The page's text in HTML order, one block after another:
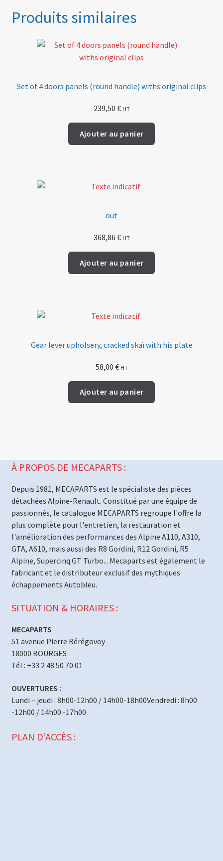
Produits similaires
Set of 4 doors panels (round handle) withs original clips
239,50 € HT
Ajouter au panier
out
368,86 € HT
Ajouter au panier
Gear lever upholsery, cracked skaï with his plate
58,00 € HT
Ajouter au panier
À PROPOS DE MECAPARTS :
Depuis 1981, MECAPARTS est le spécialiste des pièces
détachées Alpine-Renault. Constitué par une équipe de
passionnés, le catalogue MECAPARTS regroupe l'offre la
plus complète pour l'entretien, la restauration et
l'amélioration des performances des Alpine A110, A310,
GTA, A610, mais aussi des R8 Gordini, R12 Gordini, R5
Alpine, Supercinq GT Turbo... Mecaparts est également le
fabricant et le distributeur exclusif des mythiques
échappements Autobleu.
SITUATION & HORAIRES :
MECAPARTS
51 avenue Pierre Bérégovoy
18000 BOURGES
Tél : +33 2 48 50 70 01
OUVERTURES :
Lundi – jeudi : 8h00-12h00 / 14h00-18h00Vendredi : 8h00
-12h00 / 14h00 -17h00
PLAN D’ACCÈS :